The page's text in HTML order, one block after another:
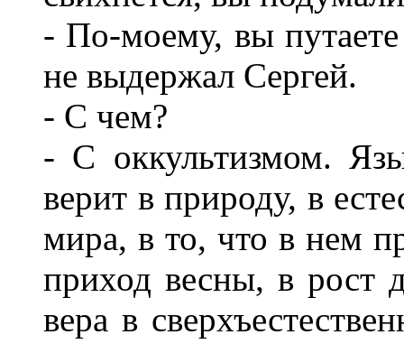
- По-моему, вы
не выдержал Сергей.
- С чем?
- С оккультизмом.
верит в природу, в
мира, в то, что в нем
приход весны, в рост
вера в